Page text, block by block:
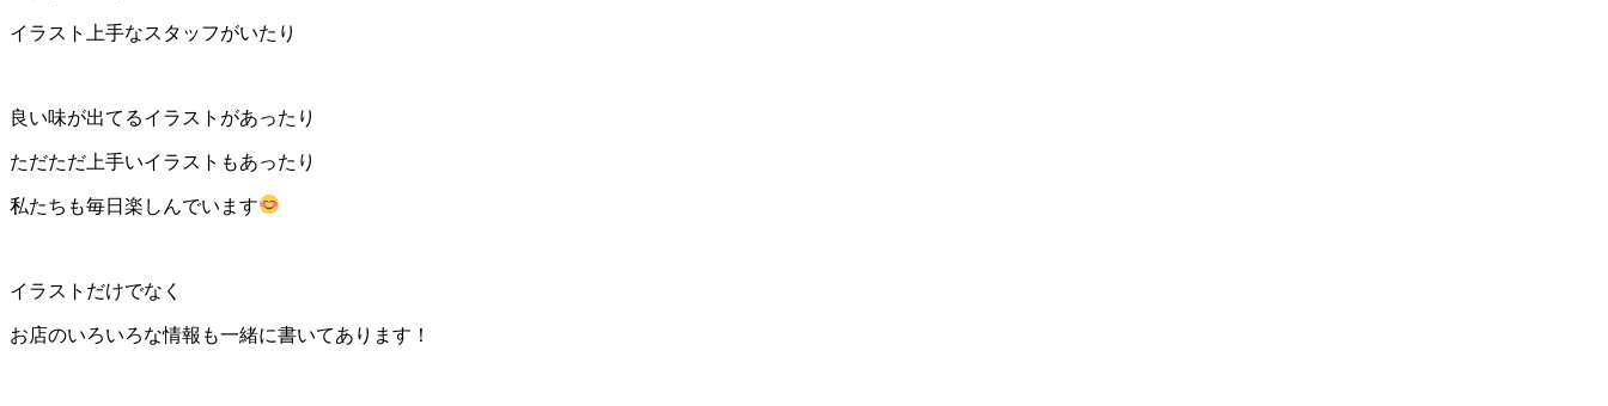
イラスト上手なスタッフがいたり
良い味が出てるイラストがあったり
ただただ上手いイラストもあったり
私たちも毎日楽しんでいます
イラストだけでなく
お店のいろいろな情報も一緒に書いてあります！